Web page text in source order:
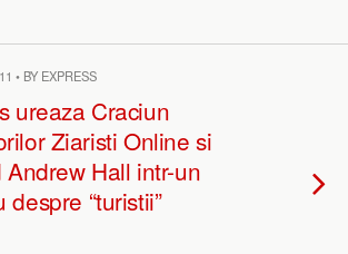
• BY EXPRESS
ureaza Craciun
Ziaristi Online si
Hall intr-un
“turistii”